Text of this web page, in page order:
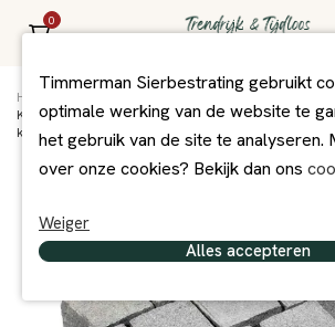
0
Home Muurblokken/Stapel-
Kinderkoppen Tibet Dark Grey G654 10x10x8 cm
kanten gekloofd
Timmerman Sierbestrating gebruikt
optimale werking van de website te
het gebruik van de site te analyseren.
over onze cookies? Bekijk dan ons
Weiger
Alles accepteren